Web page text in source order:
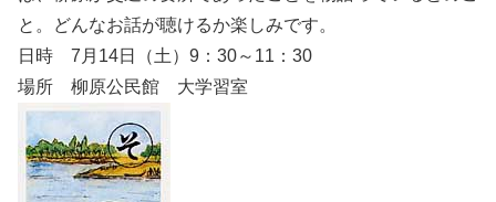
と。どんなお話が聴けるか楽しみです。
日時 7月14日（土）9：30～11：30
場所 柳原公民館 大学習室